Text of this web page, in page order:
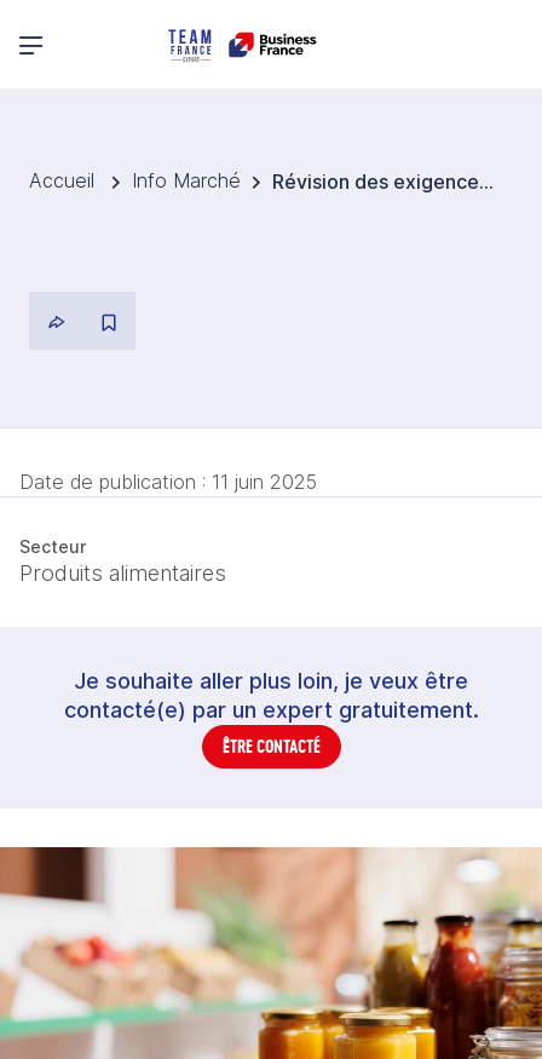
Menu principal
Accueil Info Marché Révision des exigences sur les produits peu acides stérilisés en emballage hermétique
Date de publication : 11 juin 2025
Secteur
Produits alimentaires
Je souhaite aller plus loin, je veux être
contacté(e) par un expert gratuitement.
ÊTRE CONTACTÉ